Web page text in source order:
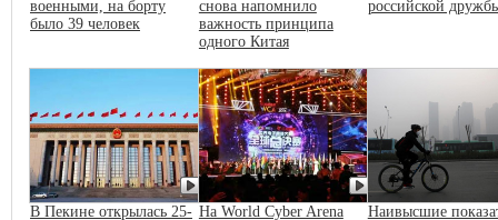
военными, на борту
было 39 человек
снова напомнило
важность принципа
одного Китая
российской
В Пекине открылась 25- На World Cyber Arena
Наивысшие